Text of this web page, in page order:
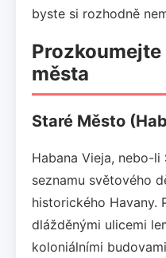
byste si rozhodně
města
Staré Město
Habana Vieja, nebo-
seznamu světového
historického Havany.
dlážděnými ulicemi
koloniálními